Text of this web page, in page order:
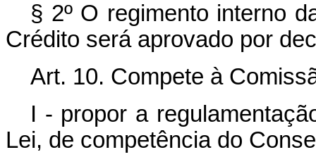
§ 2º O regimento interno
Crédito será aprovado por
Art. 10. Compete à
I - propor a
Lei, de competência do